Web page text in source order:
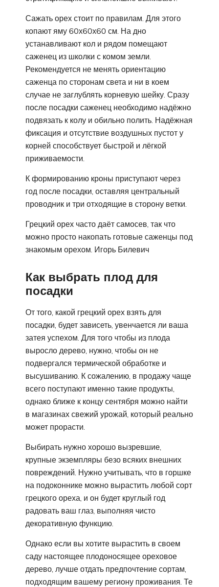
Сажать орех стоит по правилам. Для этого
копают яму 60х60х60 см. На дно
устанавливают кол и рядом помещают
саженец из школки с комом земли.
Рекомендуется не менять ориентацию
саженца по сторонам света и ни в коем
случае не заглублять корневую шейку. Сразу
после посадки саженец необходимо надёжно
подвязать к колу и обильно полить. Надёжная
фиксация и отсутствие воздушных пустот у
корней способствует быстрой и лёгкой
приживаемости.
К формированию кроны приступают через
год после посадки, оставляя центральный
проводник и три отходящие в сторону ветки.
Грецкий орех часто даёт самосев, так что
можно просто накопать готовые саженцы под
знакомым орехом. Игорь Билевич
Как выбрать плод для
посадки
От того, какой грецкий орех взять для
посадки, будет зависеть, увенчается ли ваша
затея успехом. Для того чтобы из плода
выросло дерево, нужно, чтобы он не
подвергался термической обработке и
высушиванию. К сожалению, в продажу чаще
всего поступают именно такие продукты,
однако ближе к концу сентября можно найти
в магазинах свежий урожай, который реально
может прорасти.
Выбирать нужно хорошо вызревшие,
крупные экземпляры безо всяких внешних
повреждений. Нужно учитывать, что в горшке
на подоконнике можно вырастить любой сорт
грецкого ореха, и он будет круглый год
радовать ваш глаз, выполняя чисто
декоративную функцию.
Однако если вы хотите вырастить в своем
саду настоящее плодоносящее ореховое
дерево, лучше отдать предпочтение сортам,
подходящим вашему региону проживания. Те